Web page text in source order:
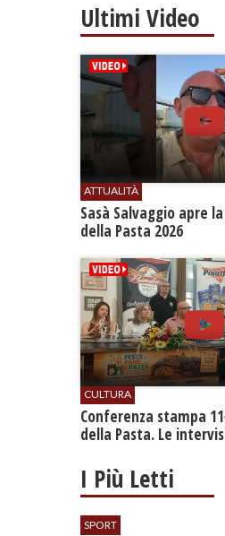
Ultimi Video
ATTUALITÀ
Sasà Salvaggio apre
della Pasta 2026
CULTURA
Conferenza stampa
della Pasta. Le
I Più Letti
SPORT